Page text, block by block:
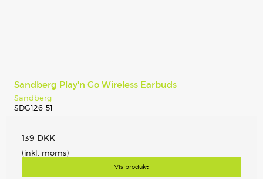
Sandberg Play'n Go Wireless Earbuds
Sandberg
SDG126-51
139 DKK
(inkl. moms)
Vis produkt